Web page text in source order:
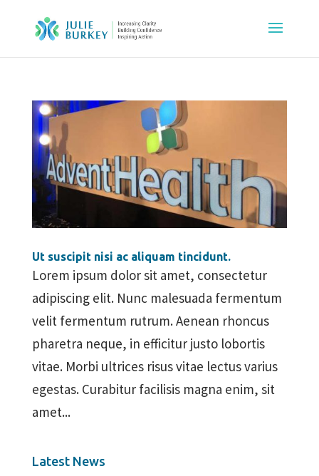
Ut suscipit nisi ac aliquam tincidunt.
Lorem ipsum dolor sit amet, consectetur
adipiscing elit. Nunc malesuada fermentum
velit fermentum rutrum. Aenean rhoncus
pharetra neque, in efficitur justo lobortis
vitae. Morbi ultrices risus vitae lectus varius
egestas. Curabitur facilisis magna enim, sit
amet...
Latest News